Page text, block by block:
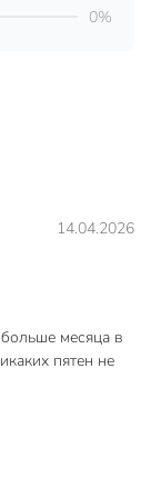
14.04.2026
месяца в
пятен не
0%